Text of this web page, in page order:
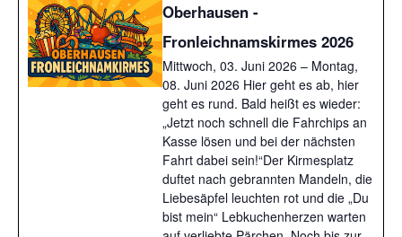
Oberhausen -
Fronleichnamskirmes 2026
Mittwoch, 03. Juni 2026 – Montag,
08. Juni 2026 Hier geht es ab, hier
geht es rund. Bald heißt es wieder:
„Jetzt noch schnell die Fahrchips an
Kasse lösen und bei der nächsten
Fahrt dabei sein!“Der Kirmesplatz
duftet nach gebrannten Mandeln, die
Liebesäpfel leuchten rot und die „Du
bist mein“ Lebkuchenherzen warten